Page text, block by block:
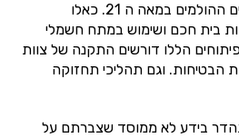
מאפשרים את תנאי המגורים ההולמים במאה ה 21. כאלו
בית חכם ושימוש במתח חשמלי
הללו דורשים התקנה של צוות
הבטיחות. וגם תהליכי תחזוקה
בידע לא ממוסד שצברתם על